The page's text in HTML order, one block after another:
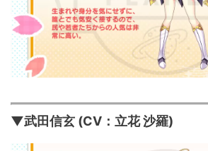
▼武田信玄 (CV：立花 沙羅)